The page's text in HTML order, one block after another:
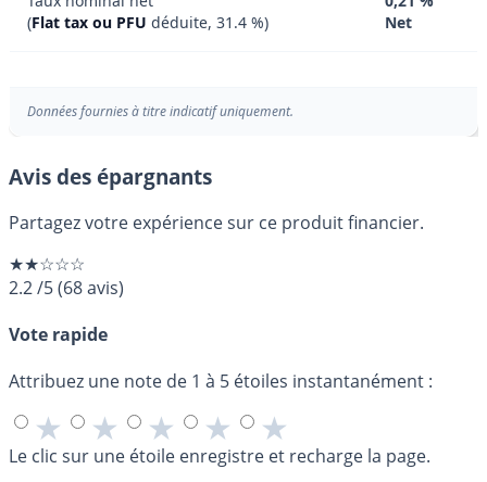
(Flat tax ou PFU déduite, 31.4 %)
Net
Données fournies à titre indicatif uniquement.
Avis des épargnants
Partagez votre expérience sur ce produit financier.
★★☆☆☆
2.2/5(68avis)
Vote rapide
Attribuez une note de 1 à 5 étoiles instantanément :
★ ★ ★ ★ ★
Le clic sur une étoile enregistre et recharge la page.